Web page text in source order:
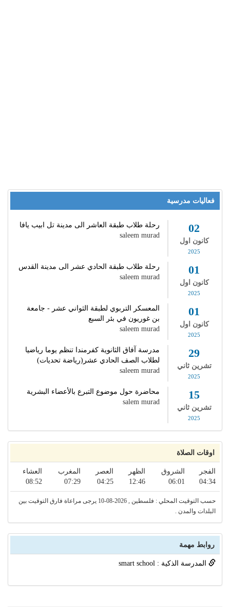
فعاليات مدرسية
02
كانون اول
2025
رحلة طلاب طبقة العاشر الى مدينة تل ابيب يافا
saleem murad
01
كانون اول
2025
رحلة طلاب طبقة الحادي عشر الى مدينة القدس
saleem murad
01
كانون اول
2025
المعسكر التربوي لطبقة الثواني عشر - جامعة
بن غوريون في بئر السبع
saleem murad
29
تشرين ثاني
2025
مدرسة آفاق الثانوية كفرمندا تنظم يوما رياضيا
لطلاب الصف الحادي عشر(رياضة تحديات)
saleem murad
15
تشرين ثاني
2025
محاضرة حول موضوع التبرع بالأعضاء البشرية
salem murad
اوقات الصلاة
الفجر
04:34
الشروق
06:01
الظهر
12:46
العصر
04:25
المغرب
07:29
العشاء
08:52
حسب التوقيت المحلي : فلسطين , 2026-08-10 يرجى مراعاة فارق التوقيت بين
البلدات والمدن .
روابط مهمة
المدرسة الذكية : smart school